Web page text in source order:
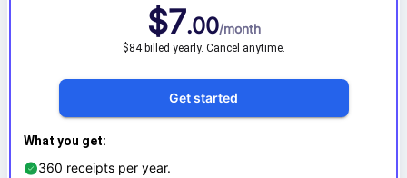
$7.00/month
$84 billed yearly. Cancel anytime.
Get started
What you get:
360 receipts per year.